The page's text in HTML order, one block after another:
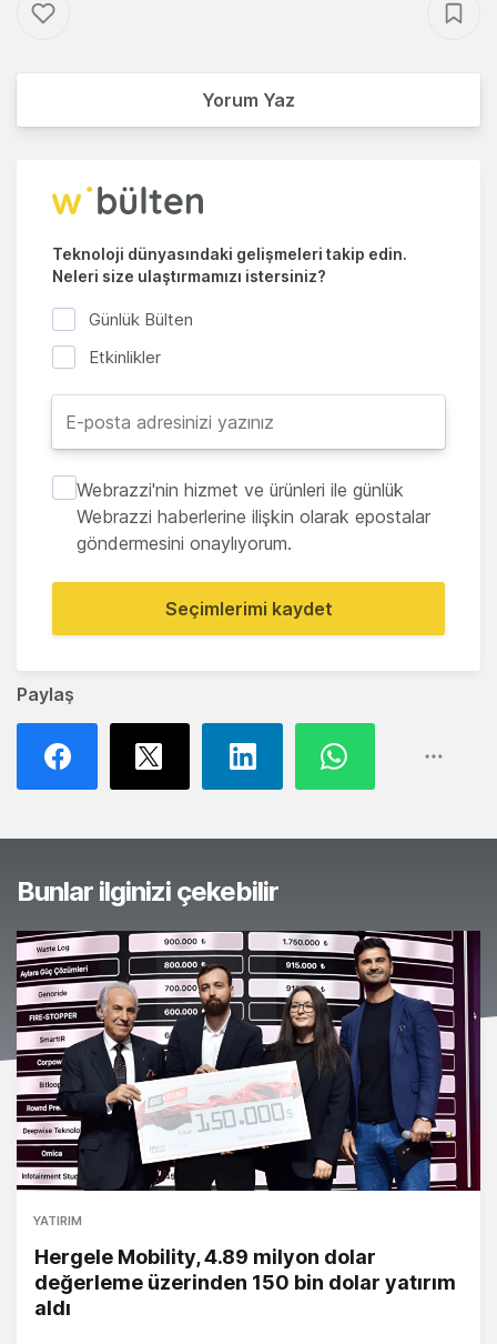
Paylaş
Yorum Yaz
Teknoloji dünyasındaki gelişmeleri takip edin.
Neleri size ulaştırmamızı istersiniz?
Günlük Bülten
Etkinlikler
Webrazzi'nin hizmet ve ürünleri ile günlük
Webrazzi haberlerine ilişkin olarak epostalar
göndermesini onaylıyorum.
Seçimlerimi kaydet
Bunlar ilginizi çekebilir
YATIRIM
Hergele Mobility, 4.89 milyon dolar
değerleme üzerinden 150 bin dolar yatırım
aldı